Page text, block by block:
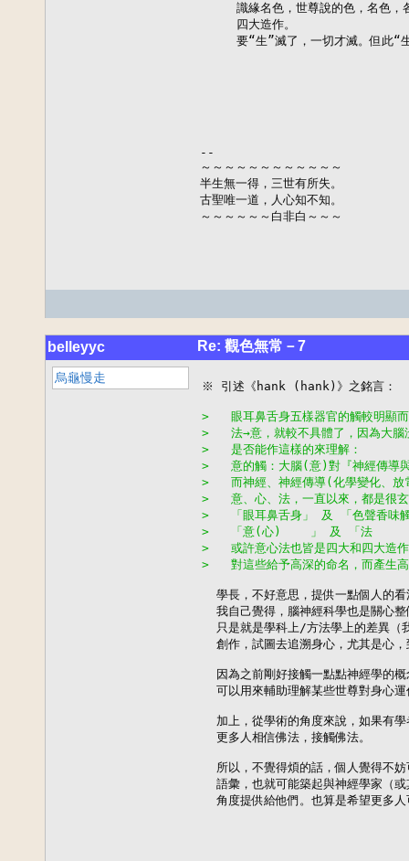
識緣名色，世尊說的色，名色，
     四大造作。
要“生”滅了，一切才滅。但此“
--
～～～～～～～～～～～～
半生無一得，三世有所失。
古聖唯一道，人心知不知。
～～～～～～白非白～～～
belleyyc Re: 觀色無常－7
烏龜慢走
※ 引述《hank (hank)》之銘言：
>   眼耳鼻舌身五樣器官的觸較明顯
>   法→意，就較不具體了，因為大腦
>   是否能作這樣的來理解：
>   意的觸：大腦(意)對『神經傳導
>   而神經、神經傳導(化學變化、放
>   意、心、法，一直以來，都是很
>   「眼耳鼻舌身」 及 「色聲香味觸
>   「意(心)    」 及 「法
>   或許意心法也皆是四大和四大造
>   對這些給予高深的命名，而產生
學長，不好意思，提供一點個人的看
我自己覺得，腦神經科學也是關心
只是就是學科上/方法學上的差異（
創作，試圖去追溯身心，尤其是心
因為之前剛好接觸一點點神經學的
可以用來輔助理解某些世尊對身心運
加上，從學術的角度來說，如果有
  更多人相信佛法，接觸佛法。
所以，不覺得煩的話，個人覺得不
語彙，也就可能築起與神經學家（
角度提供給他們。也算是希望更多